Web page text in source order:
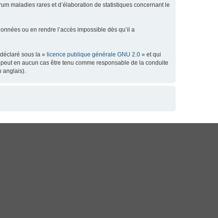
maladies rares et d’élaboration de statistiques concernant le
ou en rendre l’accès impossible dès qu’il a
sous la « licence publique générale GNU 2.0 » et qui
en aucun cas être tenu comme responsable de la conduite
anglais).